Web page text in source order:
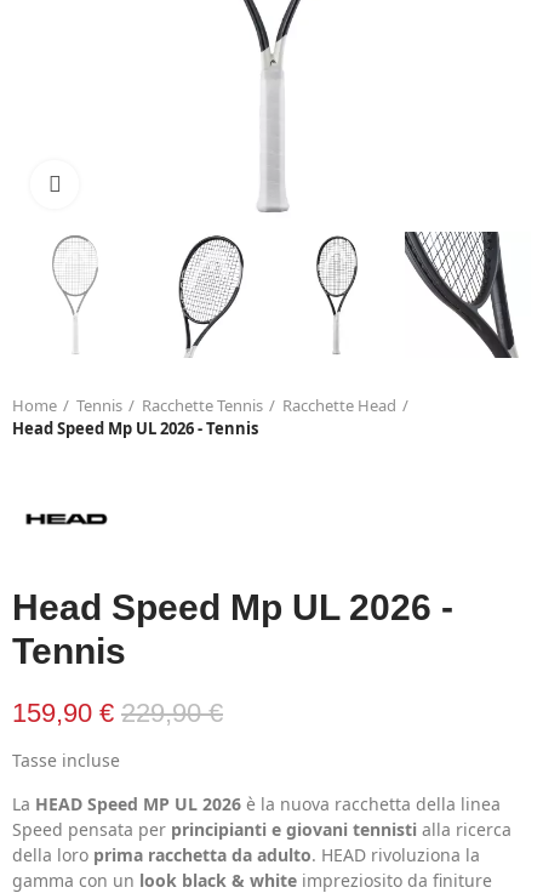
Home Tennis Racchette Tennis
Racchette Head
Head Speed Mp UL 2026 - Tennis
Head Speed Mp UL 2026 -
Tennis
159,90 € 229,90 €
Tasse incluse
La HEAD Speed MP UL 2026 è la nuova racchetta della linea
Speed pensata per principianti e giovani tennisti alla ricerca
della loro prima racchetta da adulto. HEAD rivoluziona la
gamma con un look black & white impreziosito da finiture